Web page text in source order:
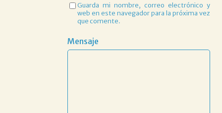
Guarda mi nombre, correo electrónico y
web en este navegador para la próxima vez
que comente.
Mensaje